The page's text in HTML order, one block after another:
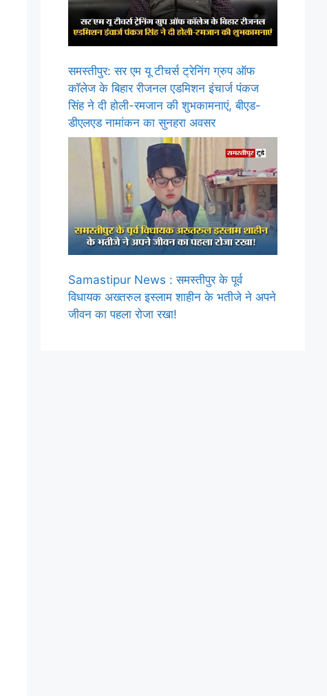
समस्तीपुर: सर एम यू टीचर्स ट्रेनिंग ग्रुप ऑफ
कॉलेज के बिहार रीजनल एडमिशन इंचार्ज पंकज
सिंह ने दी होली-रमजान की शुभकामनाएं, बीएड-
डीएलएड नामांकन का सुनहरा अवसर
Samastipur News : समस्तीपुर के पूर्व
विधायक अख्तरुल इस्लाम शाहीन के भतीजे ने अपने
जीवन का पहला रोजा रखा!